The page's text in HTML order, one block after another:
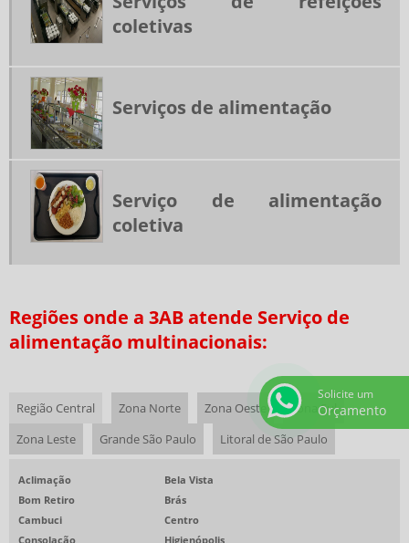
RESTAURANTES TERCEIRIZADOS PARA EMPRESAS
SERVIÇO DE ALIMENTAÇÃO PARA EMPRESAS
SERVIÇOS DE ALIMENTAÇÃO
SERVIÇOS DE ALIMENTAÇÃO CORPORATIVA
TERCEIRIZAÇÃO ALIMENTAÇÃO COLETIVA
TERCEIRIZAÇÃO DE REFEIÇÕES
EMPRESAS DE COZINHA INDUSTRIAL EM SP
SERVIÇOS DE ALIMENTAÇÃO PRIVATIVOS
RESTAURANTE CORPORATIVO
EMPRESAS DE ALIMENTAÇÃO SAUDÁVEL
RESTAURANTE EVENTO CORPORATIVO
BUFFET ALMOÇO CORPORATIVO
RESTAURANTE EVENTO CORPORATIVO SP
coletivas
Serviços de alimentação
Serviço de alimentação
coletiva
Regiões onde a 3AB atende Serviço de
alimentação multinacionais:
Região Central Zona Norte Zona Oeste
Zona Sul
Zona Leste
Grande São Paulo Litoral de São Paulo
Aclimação
Bela Vista
Bom Retiro
Brás
Cambuci
Centro
Consolação
Higienópolis
Solicite um
Orçamento